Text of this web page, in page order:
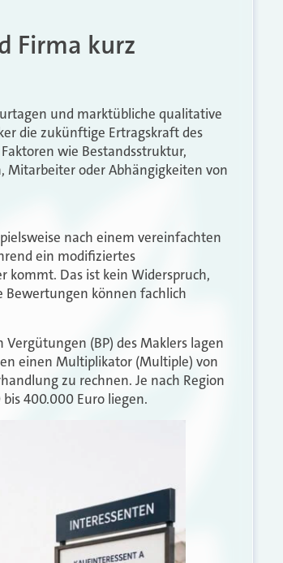
Firma kurz
und marktübliche qualitative
die zukünftige Ertragskraft des
wie Bestandsstruktur,
Mitarbeiter oder Abhängigkeiten von
nach einem vereinfachten
ein modifiziertes
kommt. Das ist kein Widerspruch,
Bewertungen können fachlich
(BP) des Maklers lagen
einen Multiplikator (Multiple) von
zu rechnen. Je nach Region
400.000 Euro liegen.